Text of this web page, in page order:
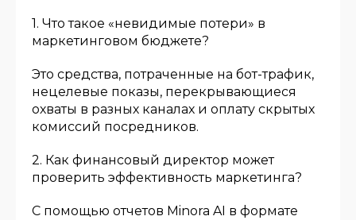
1. Что такое «невидимые потери» в
маркетинговом бюджете?
Это средства, потраченные на бот-трафик,
нецелевые показы, перекрывающиеся
охваты в разных каналах и оплату скрытых
комиссий посредников.
2. Как финансовый директор может
проверить эффективность маркетинга?
С помощью отчетов Minora AI в формате